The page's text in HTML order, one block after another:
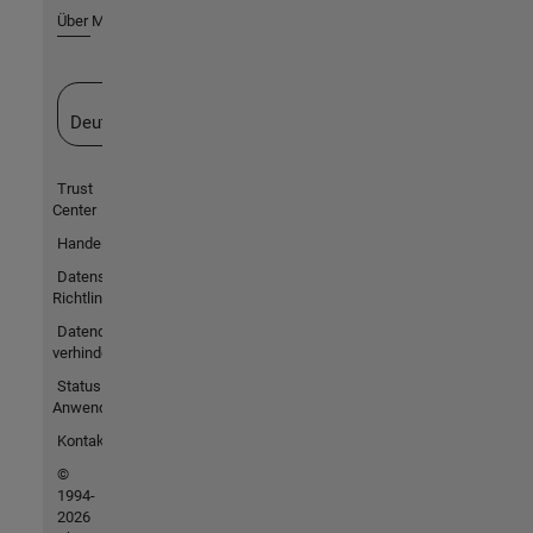
Über MathWorks
Deutschland
Trust
Center
Handelsmarken
Datenschutz-
Richtlinien
Datendiebstahl
verhindern
Status von
Anwendungen
Kontakt
©
1994-
2026